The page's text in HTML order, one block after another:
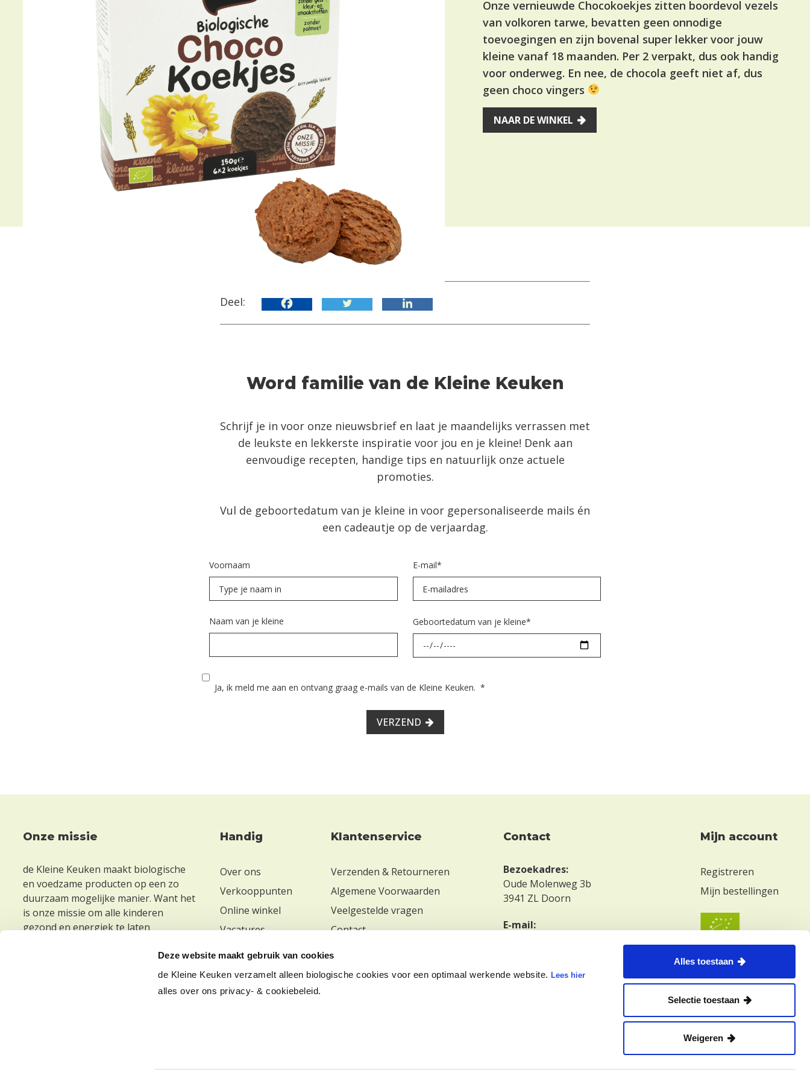
Deze website maakt gebruik van cookies
de Kleine Keuken verzamelt alleen biologische cookies voor een optimaal werkende website.Lees hier
alles over ons privacy- & cookiebeleid.
Alles toestaan
Selectie toestaan
Weigeren
Onze vernieuwde Chocokoekjes zitten boordevol vezels
van volkoren tarwe, bevatten geen onnodige
toevoegingen en zijn bovenal super lekker voor jouw
kleine vanaf 18 maanden. Per 2 verpakt, dus ook handig
voor onderweg. En nee, de chocola geeft niet af, dus
geen choco vingers
NAAR DE WINKEL
Deel:
Word familie van de Kleine Keuken
Schrijf je in voor onze nieuwsbrief en laat je maandelijks verrassen met
de leukste en lekkerste inspiratie voor jou en je kleine! Denk aan
eenvoudige recepten, handige tips en natuurlijk onze actuele
promoties.
Vul de geboortedatum van je kleine in voor gepersonaliseerde mails én
een cadeautje op de verjaardag.
Voornaam E-mail*
Naam van je kleine Geboortedatum van je kleine*
Ja, ik meld me aan en ontvang graag e-mails van de Kleine Keuken. *
VERZEND
Footer
Onze missie
de Kleine Keuken maakt biologische
en voedzame producten op een zo
duurzaam mogelijke manier. Want het
is onze missie om alle kinderen
gezond en energiek te laten
helpen wij je graag bij het maken van
de beste keuze voor je kid(s) op het
Handig
Over ons
Verkooppunten
Online winkel
Vacatures
Klantenservice
Verzenden & Retourneren
Algemene Voorwaarden
Veelgestelde vragen
Contact
Contact
Bezoekadres:
Oude Molenweg 3b
3941 ZL Doorn
E-mail:
hallo@dekleinekeuken.com
Mijn account
Registreren
Mijn bestellingen